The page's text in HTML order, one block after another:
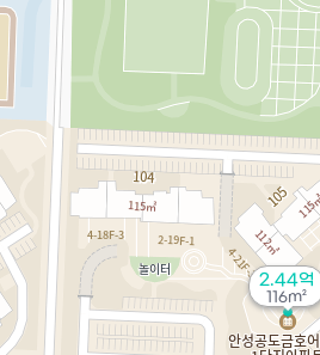
2.44억
116m²